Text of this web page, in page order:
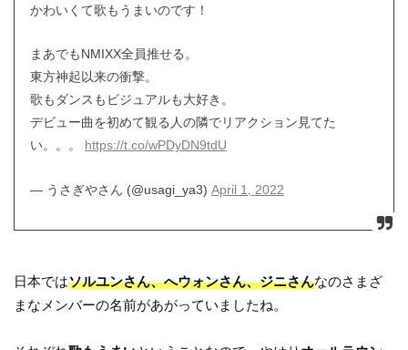
かわいくて歌もうまいのです！
まあでもNMIXX全員推せる。
東方神起以来の衝撃。
歌もダンスもビジュアルも大好き。
デビュー曲を初めて観る人の隣でリアクション見てた
い。。。 https://t.co/wPDyDN9tdU
— うさぎやさん (@usagi_ya3) April 1, 2022
日本ではソルユンさん、へウォンさん、ジニさんなのさまざ
まなメンバーの名前があがっていましたね。